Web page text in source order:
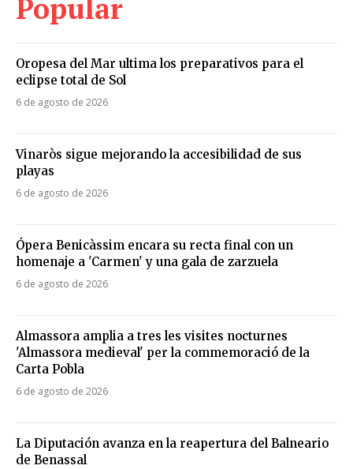
Popular
Oropesa del Mar ultima los preparativos para el
eclipse total de Sol
6 de agosto de 2026
Vinaròs sigue mejorando la accesibilidad de sus
playas
6 de agosto de 2026
Ópera Benicàssim encara su recta final con un
homenaje a 'Carmen' y una gala de zarzuela
6 de agosto de 2026
Almassora amplia a tres les visites nocturnes
'Almassora medieval' per la commemoració de la
Carta Pobla
6 de agosto de 2026
La Diputación avanza en la reapertura del Balneario
de Benassal